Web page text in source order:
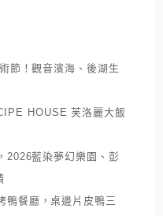
節！觀音濱海、後湖生
HOUSE 芙洛麗大飯
2026藍染夢幻樂園、彭
鴨餐廳，桌邊片皮鴨三